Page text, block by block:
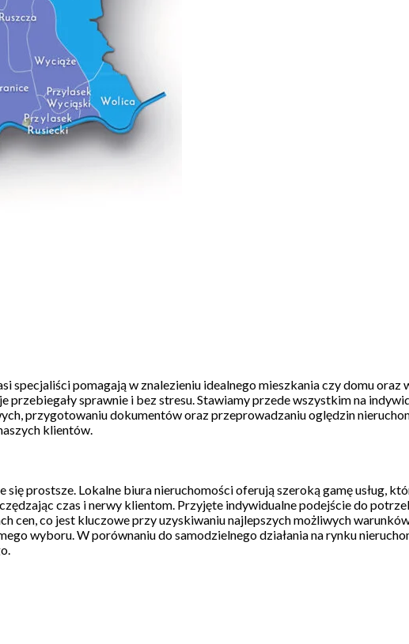
specjaliści pomagają w znalezieniu idealnego mieszkania czy domu oraz
sprawnie i bez stresu. Stawiamy przede wszystkim na
przygotowaniu dokumentów oraz przeprowadzaniu oględzin
klientów.
prostsze. Lokalne biura nieruchomości oferują szeroką gamę usług,
czas i nerwy klientom. Przyjęte indywidualne podejście do
cen, co jest kluczowe przy uzyskiwaniu najlepszych możliwych
wyboru. W porównaniu do samodzielnego działania na rynku